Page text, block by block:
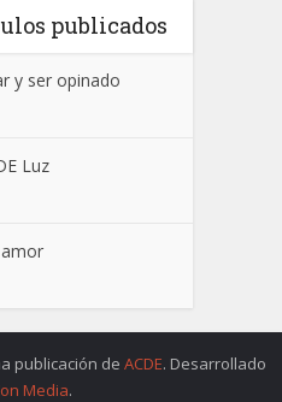
publicados
y ser opinado
Luz
publicación de ACDE. Desarrollado
Media.